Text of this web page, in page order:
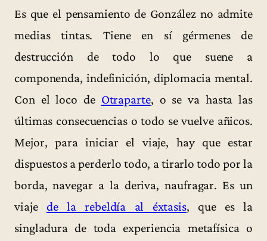
Es que el pensamiento de González no admite
medias tintas. Tiene en sí gérmenes de
destrucción de todo lo que suene a
componenda, indefinición, diplomacia mental.
Con el loco de Otraparte, o se va hasta las
últimas consecuencias o todo se vuelve añicos.
Mejor, para iniciar el viaje, hay que estar
dispuestos a perderlo todo, a tirarlo todo por la
borda, navegar a la deriva, naufragar. Es un
viaje de la rebeldía al éxtasis, que es la
singladura de toda experiencia metafísica o